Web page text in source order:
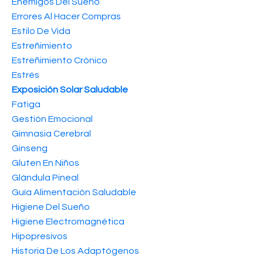
Errores Al Hacer Compras
Estilo De Vida
Estreñimiento
Estreñimiento Crónico
Estrés
Exposición Solar Saludable
Fatiga
Gestión Emocional
Gimnasia Cerebral
Ginseng
Gluten En Niños
Glándula Pineal
Guía Alimentación Saludable
Higiene Del Sueño
Higiene Electromagnética
Hipopresivos
Historia De Los Adaptógenos